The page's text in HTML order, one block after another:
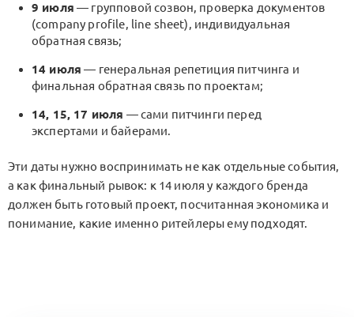
9 июля — групповой созвон, проверка документов
(company profile, line sheet), индивидуальная
обратная связь;
14 июля — генеральная репетиция питчинга и
финальная обратная связь по проектам;
14, 15, 17 июля — сами питчинги перед
экспертами и байерами.
Эти даты нужно воспринимать не как отдельные события,
а как финальный рывок: к 14 июля у каждого бренда
должен быть готовый проект, посчитанная экономика и
понимание, какие именно ритейлеры ему подходят.